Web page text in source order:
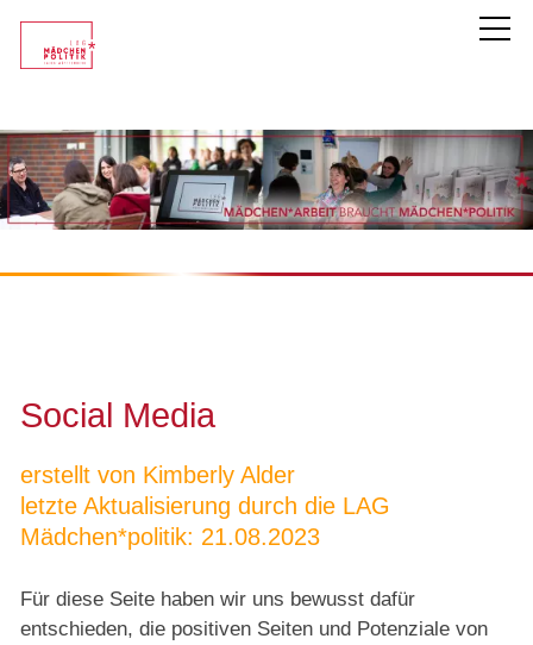
LAG Mädchen*politik
Unsere Mitglieder
Inklusive Mädchen*arbeit
Soziale Medien
Empowerment
Service
Social Media
erstellt von Kimberly Alder
letzte Aktualisierung durch die LAG
Mädchen*politik: 21.08.2023
Für diese Seite haben wir uns bewusst dafür
entschieden, die positiven Seiten und Potenziale von